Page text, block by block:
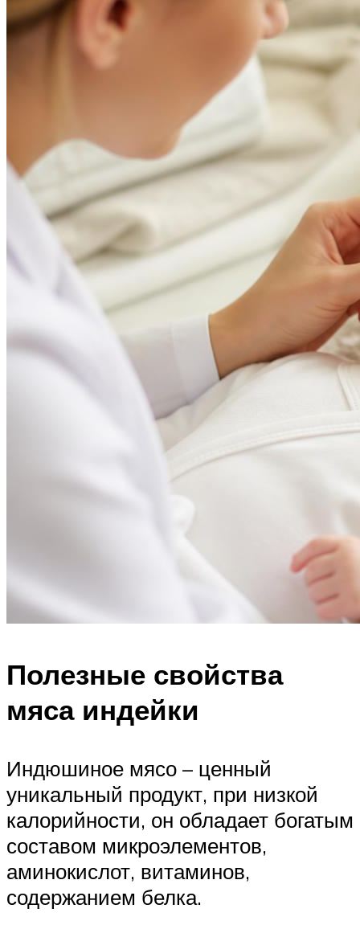
Полезные свойства
мяса индейки
Индюшиное мясо – ценный
уникальный продукт, при низкой
калорийности, он обладает богатым
составом микроэлементов,
аминокислот, витаминов,
содержанием белка.